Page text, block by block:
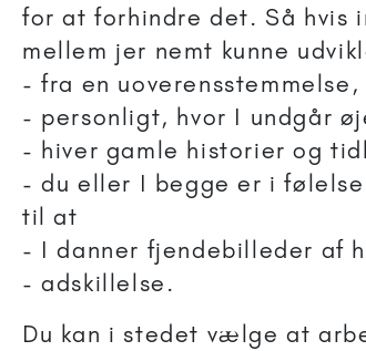
for at forhindre det. Så hvis
mellem jer nemt kunne
- fra en
- personligt, hvor I undgår
- hiver gamle historier og
- du eller I begge er i
til at
- I danner fjendebilleder af
- adskillelse.
Du kan i stedet vælge at